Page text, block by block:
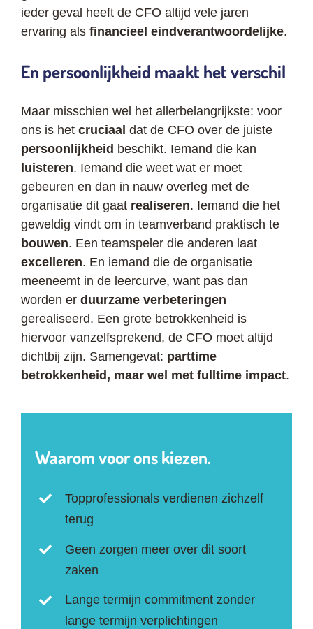
ieder geval heeft de CFO altijd vele jaren
ervaring als financieel eindverantwoordelijke.
En persoonlijkheid maakt het verschil
Maar misschien wel het allerbelangrijkste: voor
ons is het cruciaal dat de CFO over de juiste
persoonlijkheid beschikt. Iemand die kan
luisteren. Iemand die weet wat er moet
gebeuren en dan in nauw overleg met de
organisatie dit gaat realiseren. Iemand die het
geweldig vindt om in teamverband praktisch te
bouwen. Een teamspeler die anderen laat
excelleren. En iemand die de organisatie
meeneemt in de leercurve, want pas dan
worden er duurzame verbeteringen
gerealiseerd. Een grote betrokkenheid is
hiervoor vanzelfsprekend, de CFO moet altijd
dichtbij zijn. Samengevat: parttime
betrokkenheid, maar wel met fulltime impact.
Waarom voor ons kiezen.
Topprofessionals verdienen zichzelf
terug
Geen zorgen meer over dit soort
zaken
Lange termijn commitment zonder
lange termijn verplichtingen